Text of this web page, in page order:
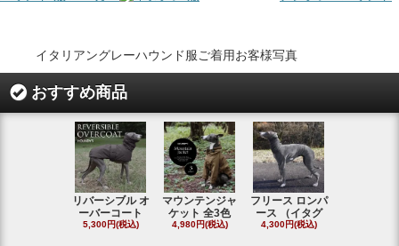
イタリアングレーハウンド服ご着用お客様写真
おすすめ商品
リバーシブル オ
ーバーコート
5,300円(税込)
マウンテンジャ
ケット 全3色
4,980円(税込)
フリース ロンパ
ース （イタグ
4,300円(税込)